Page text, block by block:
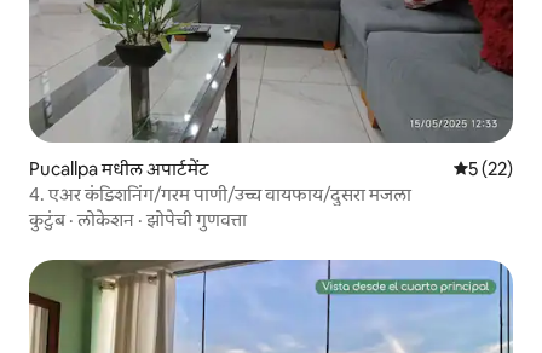
Pucallpa मधील अपार्टमेंट 5 पैकी 5
5 (22)
4. एअर कंडिशनिंग/गरम पाणी/उच्च वायफाय/दुसरा मजला
कुटुंब·लोकेशन ·झोपेची गुणवत्ता